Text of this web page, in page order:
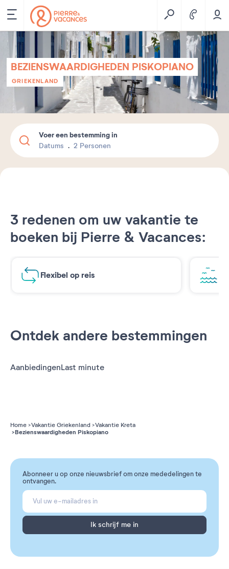
BEZIENSWAARDIGHEDEN PISKOPIANO
GRIEKENLAND
Voer een bestemming in
Datums 2 Personen
3 redenen om uw vakantie te
boeken bij Pierre & Vacances:
Flexibel op reis
Ontdek andere bestemmingen
AanbiedingenLast minute
Home Vakantie Griekenland Vakantie Kreta
Bezienswaardigheden Piskopiano
Abonneer u op onze nieuwsbrief om onze mededelingen te
ontvangen.
Ik schrijf me in